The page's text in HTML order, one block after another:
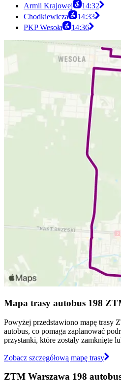
Armii Krajowej
14:32
Chodkiewicza
14:33
PKP Wesoła
14:36
Mapa trasy autobus 198
Powyżej przedstawiono mapę trasy
autobus, co pomaga zaplanować
przystanki, które zostały zamknięte
Zobacz szczegółową mapę trasy
ZTM Warszawa 198